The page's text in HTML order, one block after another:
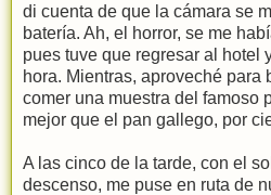
di cuenta de que la cámara se
batería. Ah, el horror, se me
pues tuve que regresar al hotel
hora. Mientras, aproveché para
comer una muestra del famoso
mejor que el pan gallego, por
A las cinco de la tarde, con el
descenso, me puse en ruta de